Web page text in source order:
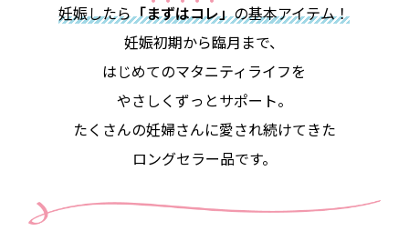
妊娠したら「まずはコレ」の基本アイテム！
妊娠初期から臨月まで、
はじめてのマタニティライフを
やさしくずっとサポート。
たくさんの妊婦さんに愛され続けてきた
ロングセラー品です。